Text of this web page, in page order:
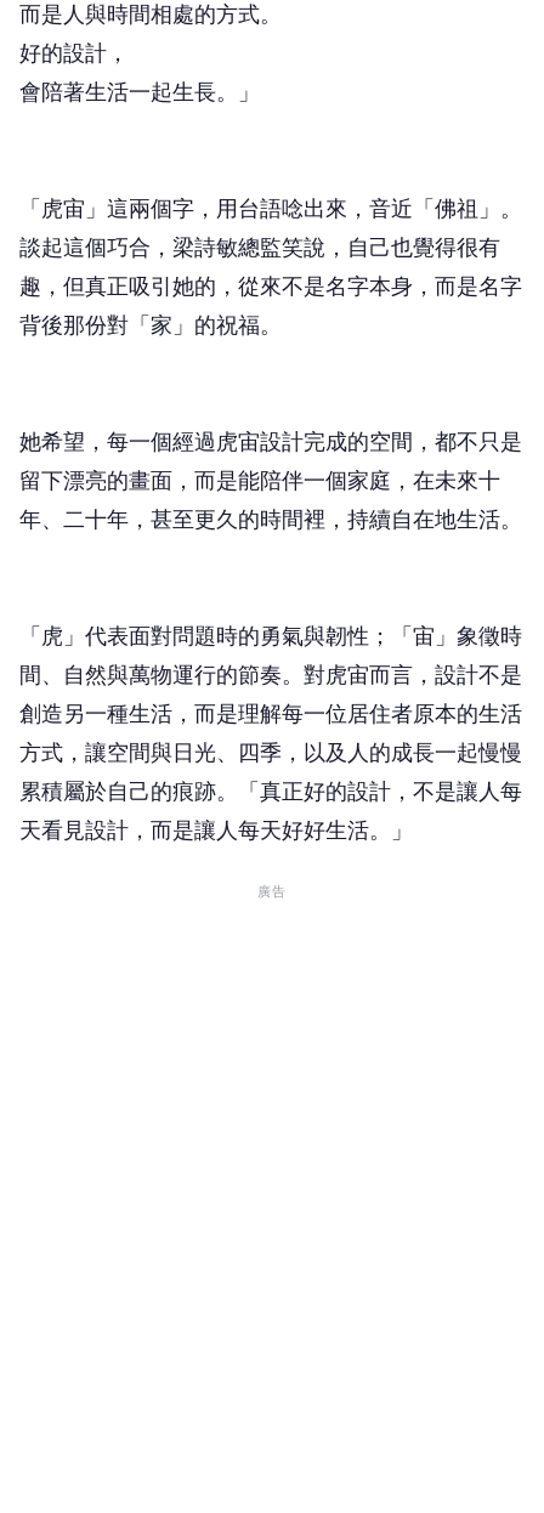
而是人與時間相處的方式。
好的設計，
會陪著生活一起生長。」
「虎宙」這兩個字，用台語唸出來，音近「佛祖」。
談起這個巧合，梁詩敏總監笑說，自己也覺得很有
趣，但真正吸引她的，從來不是名字本身，而是名字
背後那份對「家」的祝福。
她希望，每一個經過虎宙設計完成的空間，都不只是
留下漂亮的畫面，而是能陪伴一個家庭，在未來十
年、二十年，甚至更久的時間裡，持續自在地生活。
「虎」代表面對問題時的勇氣與韌性；「宙」象徵時
間、自然與萬物運行的節奏。對虎宙而言，設計不是
創造另一種生活，而是理解每一位居住者原本的生活
方式，讓空間與日光、四季，以及人的成長一起慢慢
累積屬於自己的痕跡。「真正好的設計，不是讓人每
天看見設計，而是讓人每天好好生活。」
廣告